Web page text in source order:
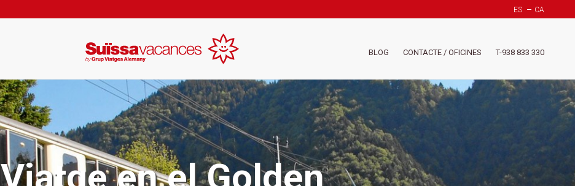
ES CA
Header
derecha
(Suiza)
BLOG CONTACTE / OFICINES T-938 833 330